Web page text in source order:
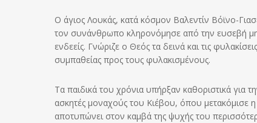
Ο άγιος Λουκάς, κατά κόσμον Βαλεντίν Βόϊνο-
τον συνάνθρωπο κληρονόμησε από την ευσεβή
ενδεείς. Γνώριζε ο Θεός τα δεινά και τις
συμπαθείας προς τους φυλακισμένους.
Τα παιδικά του χρόνια υπήρξαν καθοριστικά για
ασκητές μοναχούς του Κιέβου, όπου μετακόμισε η
αποτυπώνει στον καμβά της ψυχής του